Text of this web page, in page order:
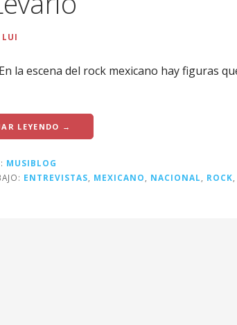
LUI
la escena del rock mexicano hay figuras
LEYENDO →
MUSIBLOG
ENTREVISTAS MEXICANO NACIONAL ROCK